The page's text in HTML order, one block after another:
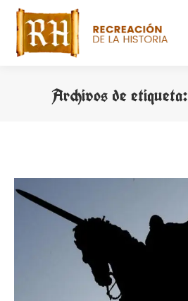
Archivos de etiqueta: